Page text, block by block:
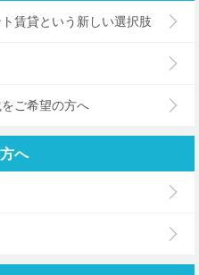
賃貸という新しい選択肢
ご希望の方へ
へ